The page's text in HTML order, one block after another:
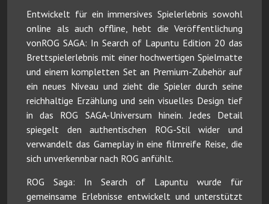
Entwickelt für ein immersives Spielerlebnis sowohl
online als auch offline, hebt die Veröffentlichung
vonROG SAGA: In Search of Lapuntu Edition 20 das
Brettspielerlebnis mit einer hochwertigen Spielmatte
und einem kompletten Set an Premium-Zubehör auf
ein neues Niveau und zieht die Spieler durch seine
reichhaltige Erzählung und sein visuelles Design tief
in das ROG SAGA-Universum hinein. Jedes Detail
spiegelt den authentischen ROG-Stil wider und
verwandelt das Gameplay in eine filmreife Reise, die
sich unverkennbar nach ROG anfühlt.
ROG Saga: In Search of Lapuntu wurde für
gemeinsame Erlebnisse entwickelt und unterstützt